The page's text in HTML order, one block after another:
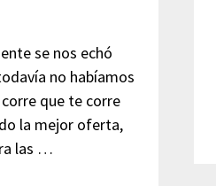
se nos echó
no habíamos
que te corre
la mejor oferta,
las …